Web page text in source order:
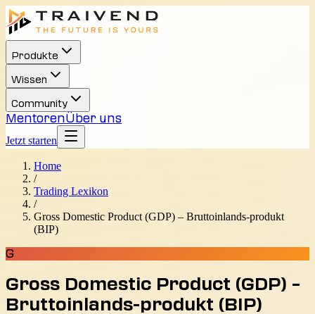
Produkte
Wissen
Community
MentorenÜber uns
Jetzt starten
Home
/
Trading Lexikon
/
Gross Domestic Product (GDP) – Bruttoinlands-produkt
(BIP)
G
Gross Domestic Product (GDP) –
Bruttoinlands-produkt (BIP)